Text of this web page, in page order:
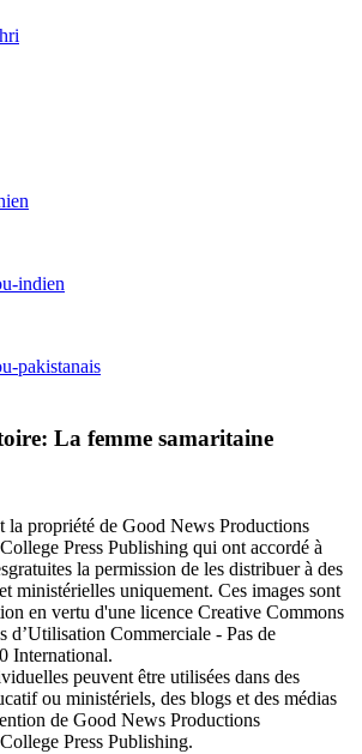
indien
pakistanais
La femme samaritaine
la propriété de Good News Productions
Press Publishing qui ont accordé à
la permission de les distribuer à des
ministérielles uniquement. Ces images sont
en vertu d'une licence Creative Commons
d’Utilisation Commerciale - Pas de
International.
peuvent être utilisées dans des
ou ministériels, des blogs et des médias
de Good News Productions
Press Publishing.